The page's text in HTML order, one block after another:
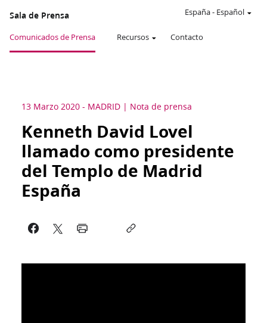
Sala de Prensa
Comunicados de Prensa Recursos Contacto
España- Español
13 Marzo 2020 - MADRID Nota de prensa
Kenneth David Lovel
llamado como presidente
del Templo de Madrid
España